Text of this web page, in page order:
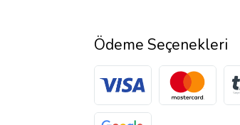
Ödeme Seçenekleri